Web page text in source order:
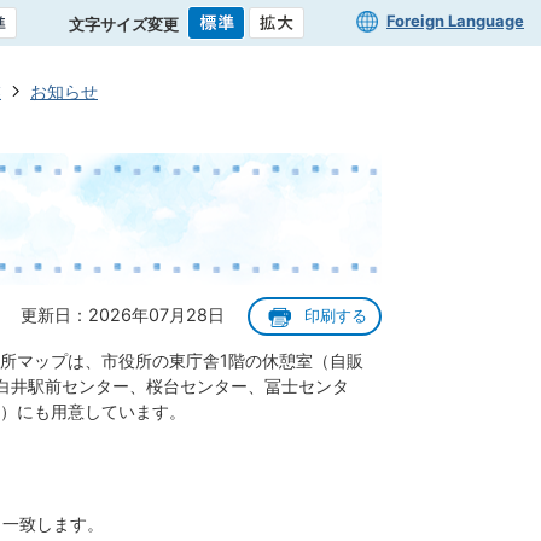
文字サイズ変更 Foreign Language
お知らせ
更新日：2026年07月28日 印刷する
マップは、市役所の東庁舎1階の休憩室（自販
駅前センター、桜台センター、冨士センタ
にも用意しています。
致します。